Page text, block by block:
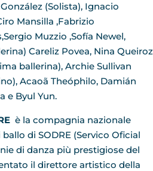
(Solista), Ignacio
Mansilla ,Fabrizio
Muzzio ,Sofía Newel,
Careliz Povea, Nina Queiroz
ballerina), Archie Sullivan
Acaoã Theóphilo, Damián
e Byul Yun.
è la compagnia nazionale
di SODRE (Servico Oficial
di danza più prestigiose del
il direttore artistico della